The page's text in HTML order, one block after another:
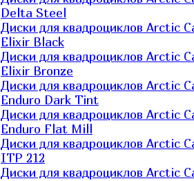
Delta Steel
Диски для квадроциклов Arctic
Elixir Black
Диски для квадроциклов Arctic
Elixir Bronze
Диски для квадроциклов Arctic
Enduro Dark Tint
Диски для квадроциклов Arctic
Enduro Flat Mill
Диски для квадроциклов Arctic
ITP 212
Диски для квадроциклов Arctic